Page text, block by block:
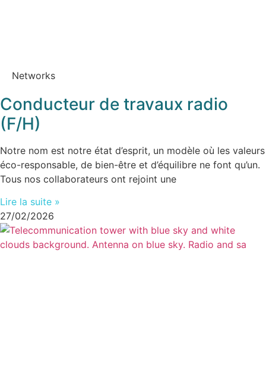
Networks
Conducteur de travaux radio
(F/H)
Notre nom est notre état d’esprit, un modèle où les valeurs
éco-responsable, de bien-être et d’équilibre ne font qu’un.
Tous nos collaborateurs ont rejoint une
Lire la suite »
27/02/2026